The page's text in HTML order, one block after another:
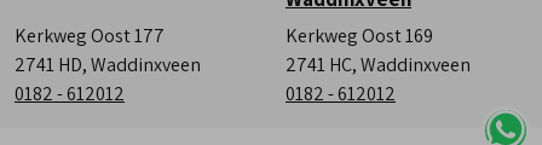
Kerkweg Oost 177
2741 HD, Waddinxveen
0182 - 612012
Kerkweg Oost 169
2741 HC, Waddinxveen
0182 - 612012